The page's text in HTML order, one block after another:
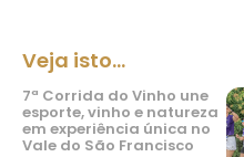
Veja isto...
7ª Corrida do Vinho une
esporte, vinho e natureza
em experiência única no
Vale do São Francisco